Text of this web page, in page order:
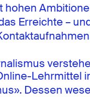
hohen
Erreichte –
Lehrmittel
Dessen